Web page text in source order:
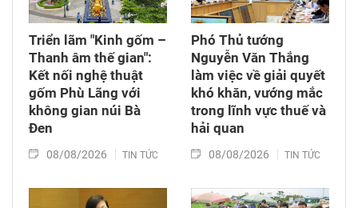
Triển lãm "Kinh gốm –
Thanh âm thế gian":
Kết nối nghệ thuật
gốm Phù Lãng với
không gian núi Bà
Đen
08/08/2026 TIN TỨC
Phó Thủ tướng
Nguyễn Văn Thắng
làm việc về giải quyết
khó khăn, vướng mắc
trong lĩnh vực thuế và
hải quan
08/08/2026 TIN TỨC